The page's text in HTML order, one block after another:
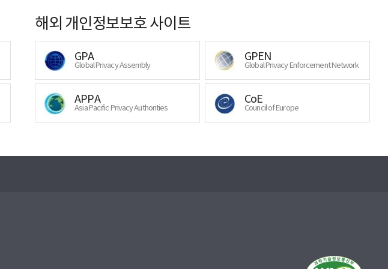
해외 개인정보보호 사이트
GPA
Global Privacy Assembly
GPEN
Global Privacy Enforcement Network
APPA
Asia Pacific Privacy Authorities
CoE
Council of Europe